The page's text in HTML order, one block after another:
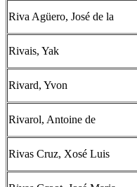
Riva Agu͏̈ero, José de la
Rivais, Yak
Rivard, Yvon
Rivarol, Antoine de
Rivas Cruz, Xosé Luis